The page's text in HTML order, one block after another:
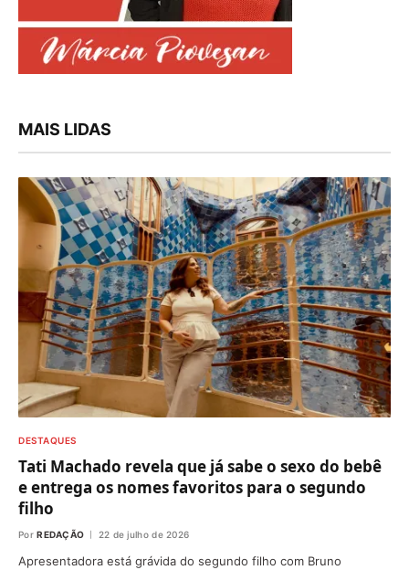
MAIS LIDAS
DESTAQUES
Tati Machado revela que já sabe o sexo do bebê
e entrega os nomes favoritos para o segundo
filho
Por REDAÇÃO 22 de julho de 2026
Apresentadora está grávida do segundo filho com Bruno